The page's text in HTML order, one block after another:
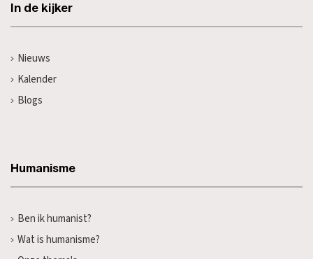
In de kijker
Nieuws
Kalender
Blogs
Humanisme
Ben ik humanist?
Wat is humanisme?